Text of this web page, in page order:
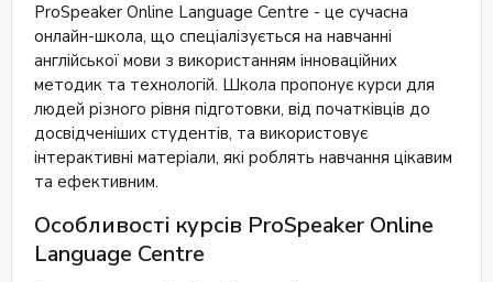
ProSpeaker Online Language Centre - це сучасна
онлайн-школа, що спеціалізується на навчанні
англійської мови з використанням інноваційних
методик та технологій. Школа пропонує курси для
людей різного рівня підготовки, від початківців до
досвідченіших студентів, та використовує
інтерактивні матеріали, які роблять навчання цікавим
та ефективним.
Особливості курсів ProSpeaker Online
Language Centre